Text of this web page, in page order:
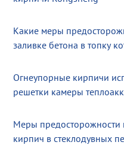
Какие меры
заливке бетона в топку
Огнеупорные кирпичи
решетки камеры
Меры
кирпич в стеклодувных